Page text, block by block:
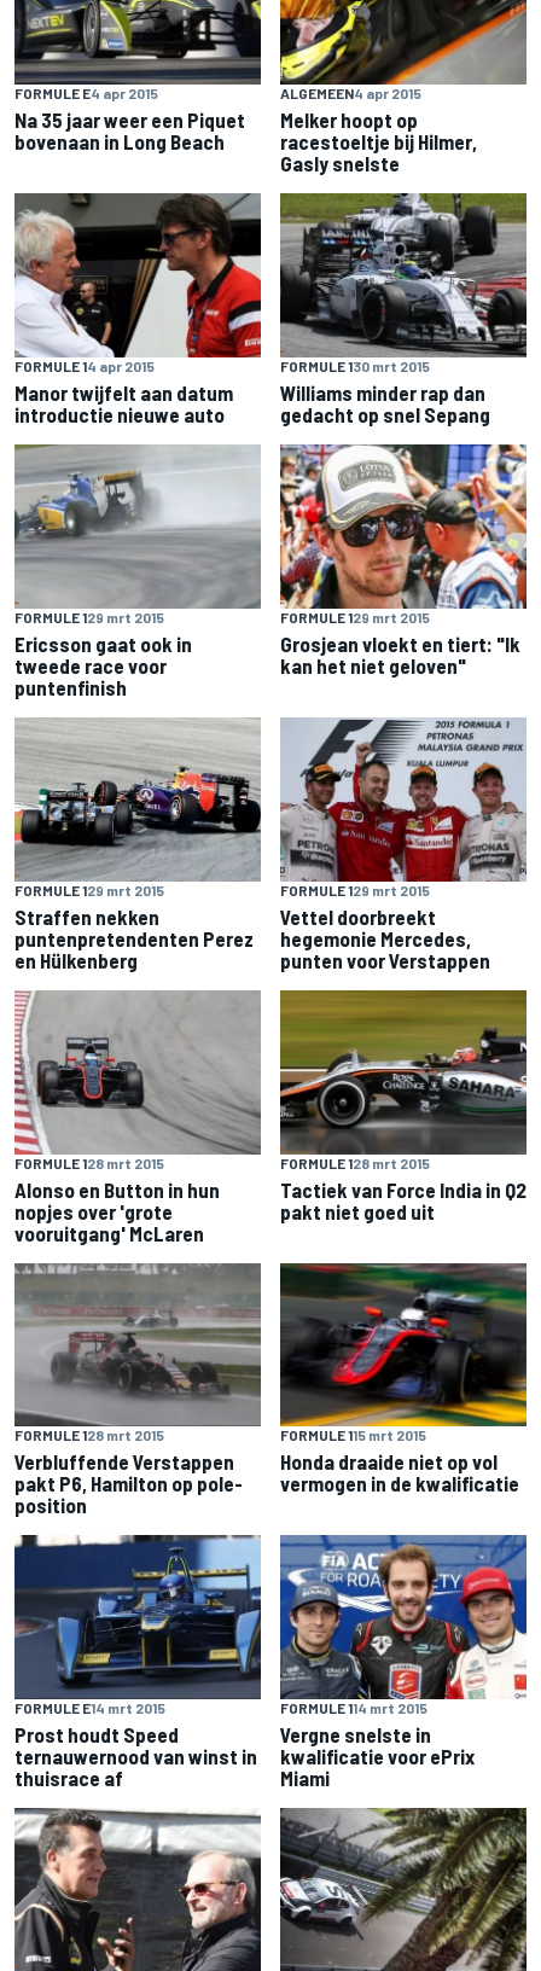
FORMULE E4 apr 2015
Na 35 jaar weer een Piquet
bovenaan in Long Beach
ALGEMEEN4 apr 2015
Melker hoopt op
racestoeltje bij Hilmer,
Gasly snelste
FORMULE 14 apr 2015
Manor twijfelt aan datum
introductie nieuwe auto
FORMULE 130 mrt 2015
Williams minder rap dan
gedacht op snel Sepang
FORMULE 129 mrt 2015
Ericsson gaat ook in
tweede race voor
puntenfinish
FORMULE 129 mrt 2015
Grosjean vloekt en tiert: "Ik
kan het niet geloven"
FORMULE 129 mrt 2015
Straffen nekken
puntenpretendenten Perez
en Hülkenberg
FORMULE 129 mrt 2015
Vettel doorbreekt
hegemonie Mercedes,
punten voor Verstappen
FORMULE 128 mrt 2015
Alonso en Button in hun
nopjes over 'grote
vooruitgang' McLaren
FORMULE 128 mrt 2015
Tactiek van Force India in Q2
pakt niet goed uit
FORMULE 128 mrt 2015
Verbluffende Verstappen
pakt P6, Hamilton op pole-
position
FORMULE 115 mrt 2015
Honda draaide niet op vol
vermogen in de kwalificatie
FORMULE E14 mrt 2015
Prost houdt Speed
ternauwernood van winst in
thuisrace af
FORMULE 114 mrt 2015
Vergne snelste in
kwalificatie voor ePrix
Miami